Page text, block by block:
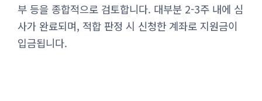
부 등을 종합적으로 검토합니다. 대부분 2-3주 내에 심
사가 완료되며, 적합 판정 시 신청한 계좌로 지원금이
입금됩니다.